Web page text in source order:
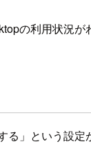
の利用状況
」という設